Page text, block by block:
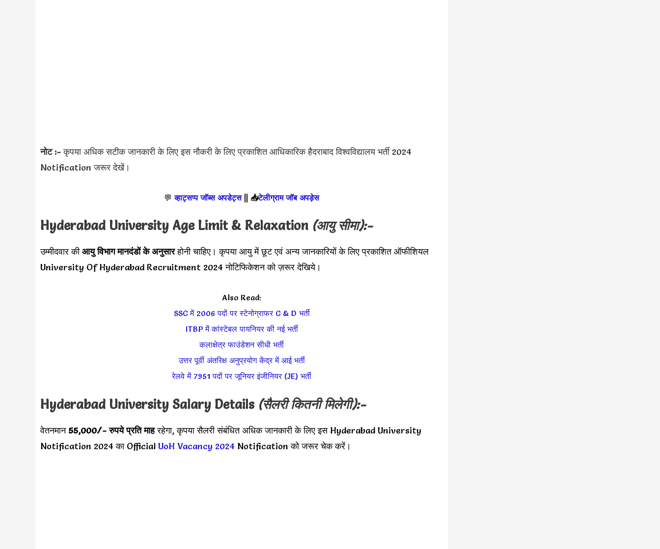
नोट :-कृपया अधिक सटीक जानकारी के लिए इस नौकरी के लिए प्रकाशित आधिकारिक हैदराबाद विश्वविद्यालय भर्ती 2024
Notification जरूर देखें।
💬 व्हाट्सप्प जॉब्स अपडेट्स|| 📥टेलीग्राम जॉब अपड़ेस
Hyderabad University Age Limit & Relaxation (आयु सीमा):-
उम्मीदवार कीआयु विभाग मानदंडों के अनुसारहोनी चाहिए। कृपया आयु में छूट एवं अन्य जानकारियों के लिए प्रकाशित ऑफीशियल
University Of Hyderabad Recruitment 2024 नोटिफिकेशन को ज़रूर देखिये।
Also Read:
SSC में 2006 पदों पर स्टेनोग्राफर C & D भर्ती
ITBP में कांस्टेबल पायनियर की नई भर्ती
कलाक्षेत्र फाउंडेशन सीधी भर्ती
उत्तर पूर्वी अंतरिक्ष अनुप्रयोग केंद्र में आई भर्ती
रेलवे में 7951 पदों पर जूनियर इंजीनियर (JE) भर्ती
Hyderabad University Salary Details (सैलरी कितनी मिलेगी):-
वेतनमान 55,000/- रुपये प्रति माहरहेगा, कृपया सैलरी संबंधित अधिक जानकारी के लिए इस Hyderabad University
Notification 2024 का Official UoH Vacancy 2024 Notification को जरूर चेक करें।